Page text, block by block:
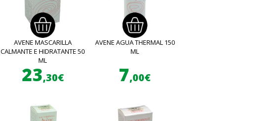
AVENE MASCARILLA
CALMANTE E HIDRATANTE 50
ML
23,30€
AVENE AGUA THERMAL 150
ML
7,00€